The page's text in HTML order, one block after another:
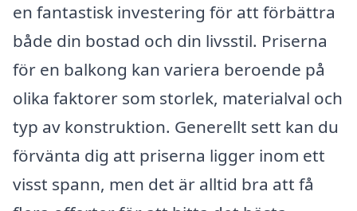
en fantastisk investering för att förbättra
både din bostad och din livsstil. Priserna
för en balkong kan variera beroende på
olika faktorer som storlek, materialval och
typ av konstruktion. Generellt sett kan du
förvänta dig att priserna ligger inom ett
visst spann, men det är alltid bra att få